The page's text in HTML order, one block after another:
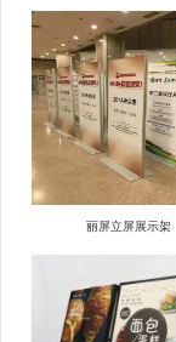
丽屏立屏展示架